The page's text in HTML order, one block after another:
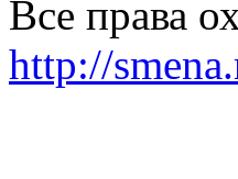
Все права
http://